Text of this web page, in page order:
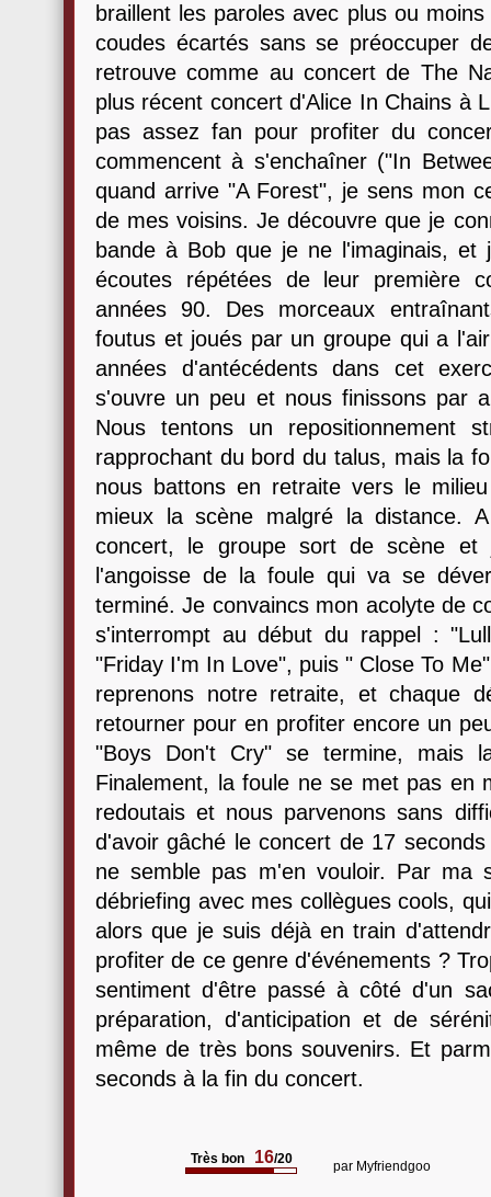
braillent les paroles avec plus ou
coudes écartés sans se préoccuper
retrouve comme au concert de The
plus récent concert d'Alice In Chains à
pas assez fan pour profiter du
commencent à s'enchaîner ("In
quand arrive "A Forest", je sens mon
de mes voisins. Je découvre que je
bande à Bob que je ne l'imaginais,
écoutes répétées de leur première
années 90. Des morceaux
foutus et joués par un groupe qui a
années d'antécédents dans cet
s'ouvre un peu et nous finissons par
Nous tentons un repositionnement
rapprochant du bord du talus, mais la
nous battons en retraite vers le
mieux la scène malgré la distance.
concert, le groupe sort de scène
l'angoisse de la foule qui va se
terminé. Je convaincs mon acolyte de
s'interrompt au début du rappel :
"Friday I'm In Love", puis " Close To
reprenons notre retraite, et chaque
retourner pour en profiter encore un
"Boys Don't Cry" se termine, mais
Finalement, la foule ne se met pas en
redoutais et nous parvenons sans
d'avoir gâché le concert de 17
ne semble pas m'en vouloir. Par ma
débriefing avec mes collègues cools,
alors que je suis déjà en train
profiter de ce genre d'événements ?
sentiment d'être passé à côté d'un
préparation, d'anticipation et de
même de très bons souvenirs. Et
seconds à la fin du concert.
Très bon 16/20 par Myfriendgoo